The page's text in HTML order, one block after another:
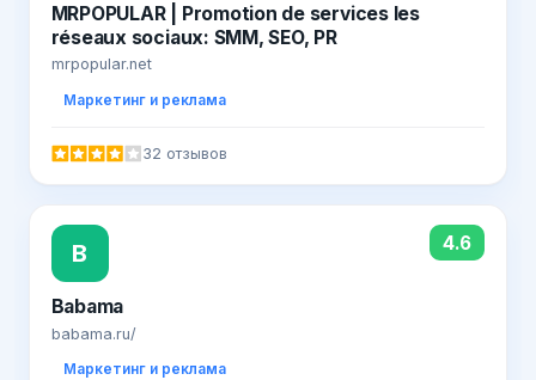
MRPOPULAR | Promotion de services les
réseaux sociaux: SMM, SEO, PR
mrpopular.net
Маркетинг и реклама
32 отзывов
B 4.6
Babama
babama.ru/
Маркетинг и реклама